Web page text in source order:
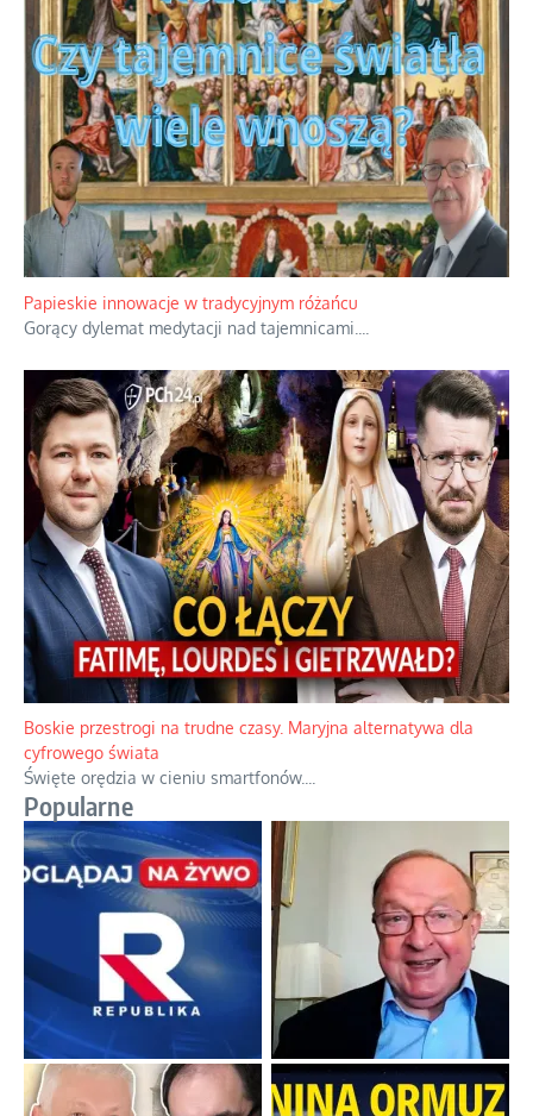
Papieskie innowacje w tradycyjnym różańcu
Gorący dylemat medytacji nad tajemnicami.
Boskie przestrogi na trudne czasy. Maryjna alternatywa dla
cyfrowego świata
Święte orędzia w cieniu smartfonów.
Popularne